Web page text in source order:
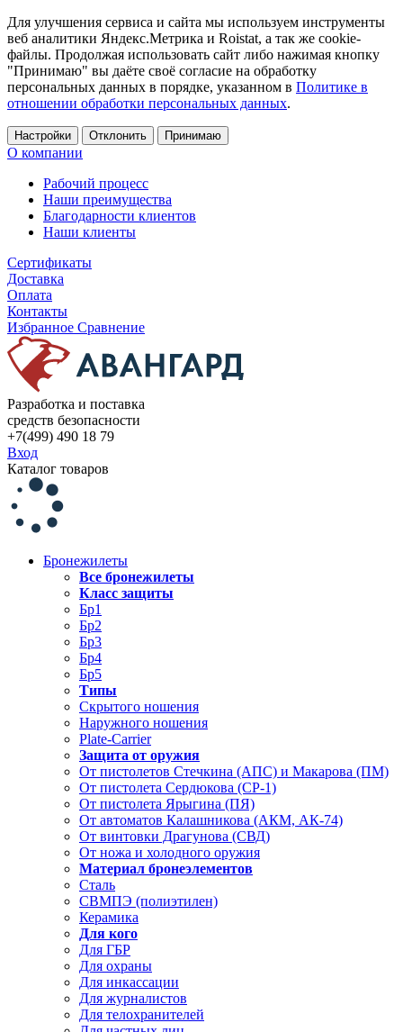
Для улучшения сервиса и сайта мы используем инструменты
веб аналитики Яндекс.Метрика и Roistat, а так же cookie-
файлы. Продолжая использовать сайт либо нажимая кнопку
"Принимаю" вы даёте своё согласие на обработку
персональных данных в порядке, указанном в Политике в
отношении обработки персональных данных.
Настройки Отклонить Принимаю
О компании
Рабочий процесс
Наши преимущества
Благодарности клиентов
Наши клиенты
Сертификаты
Доставка
Оплата
Контакты
Избранное Сравнение
Разработка и поставка
средств безопасности
+7(499) 490 18 79
Вход
Каталог товаров
Бронежилеты
Все бронежилеты
Класс защиты
Бр1
Бр2
Бр3
Бр4
Бр5
Типы
Скрытого ношения
Наружного ношения
Plate-Carrier
Защита от оружия
От пистолетов Стечкина (АПС) и Макарова (ПМ)
От пистолета Сердюкова (СР-1)
От пистолета Ярыгина (ПЯ)
От автоматов Калашникова (АКМ, АК-74)
От винтовки Драгунова (СВД)
От ножа и холодного оружия
Материал бронеэлементов
Сталь
СВМПЭ (полиэтилен)
Керамика
Для кого
Для ГБР
Для охраны
Для инкассации
Для журналистов
Для телохранителей